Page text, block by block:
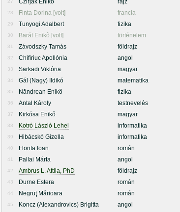
27 Czirják Enikő rajz
28 Finta Dorina [volt] francia
29 Tunyogi Adalbert fizika
30 Barát Enikõ [volt] történelem
31 Závodszky Tamás földrajz
32 Chifiriuc Apollónia angol
33 Sarkadi Viktória magyar
34 Gál (Nagy) Ildikó matematika
35 Năndrean Enikõ fizika
36 Antal Károly testnevelés
37 Kirkósa Enikő magyar
38 Kotró László Lehel informatika
39 Hibácskó Gizella informatika
40 Flonta Ioan román
41 Pallai Márta angol
42 Ambrus L. Attila, PhD földrajz
43 Durne Estera román
44 Negruţ Mărioara román
45 Koncz (Alexandrovics) Brigitta angol